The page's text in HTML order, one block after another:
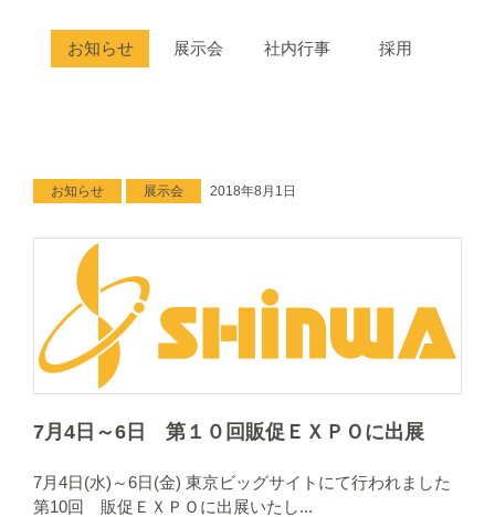
お知らせ 展示会 社内行事 採用
お知らせ 展示会 2018年8月1日
7月4日～6日 第１０回販促ＥＸＰＯに出展
7月4日(水)～6日(金) 東京ビッグサイトにて行われました
第10回 販促ＥＸＰＯに出展いたし...